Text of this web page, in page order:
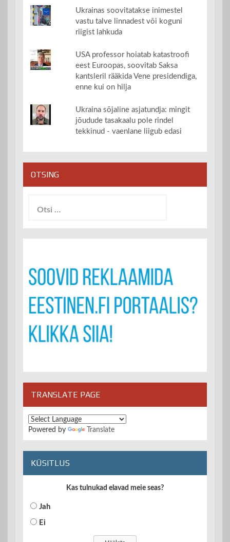
Ukrainas soovitatakse inimestel
vastu talve linnadest või koguni
riigist lahkuda
USA professor hoiatab katastroofi
eest Euroopas, soovitab Saksa
kantsleril rääkida Vene presidendiga,
enne kui on hilja
Ukraina sõjaline asjatundja: mingit
jõudude tasakaalu pole rindel
tekkinud - vaenlane liigub edasi
OTSING
TRANSLATE PAGE
Powered by Translate
KÜSITLUS
Kas tulnukad elavad meie seas?
Jah
Ei